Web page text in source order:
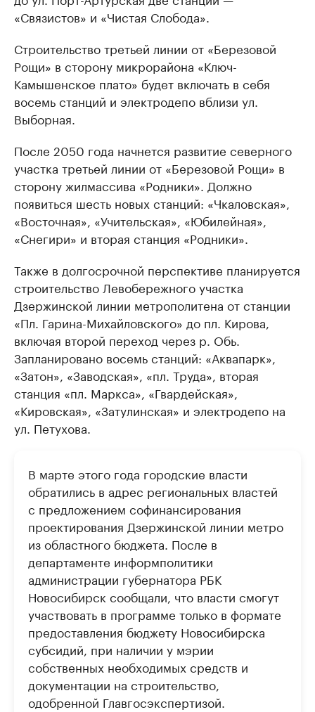
«Связистов» и «Чистая Слобода».
Строительство третьей линии от «Березовой
Рощи» в сторону микрорайона «Ключ-
Камышенское плато» будет включать в себя
восемь станций и электродепо вблизи ул.
Выборная.
После 2050 года начнется развитие северного
участка третьей линии от «Березовой Рощи» в
сторону жилмассива «Родники». Должно
появиться шесть новых станций: «Чкаловская»,
«Восточная», «Учительская», «Юбилейная»,
«Снегири» и вторая станция «Родники».
Также в долгосрочной перспективе планируется
строительство Левобережного участка
Дзержинской линии метрополитена от станции
«Пл. Гарина-Михайловского» до пл. Кирова,
включая второй переход через р. Обь.
Запланировано восемь станций: «Аквапарк»,
«Затон», «Заводская», «пл. Труда», вторая
станция «пл. Маркса», «Гвардейская»,
«Кировская», «Затулинская» и электродепо на
ул. Петухова.
В марте этого года городские власти
обратились в адрес региональных властей
с предложением софинансирования
проектирования Дзержинской линии метро
из областного бюджета. После в
департаменте информполитики
администрации губернатора РБК
Новосибирск сообщали, что власти смогут
участвовать в программе только в формате
предоставления бюджету Новосибирска
субсидий, при наличии у мэрии
собственных необходимых средств и
документации на строительство,
одобренной Главгосэкспертизой.